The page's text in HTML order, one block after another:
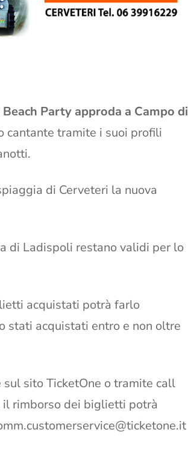
Party approda a Campo di
cantante tramite i suoi profili
di Cerveteri la nuova
di Ladispoli restano validi per lo
acquistati potrà farlo
stati acquistati entro e non oltre
sito TicketOne o tramite call
il rimborso dei biglietti potrà